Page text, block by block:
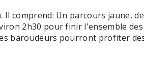
comprend: Un parcours jaune,
2h30 pour finir l'ensemble
baroudeurs pourront profiter